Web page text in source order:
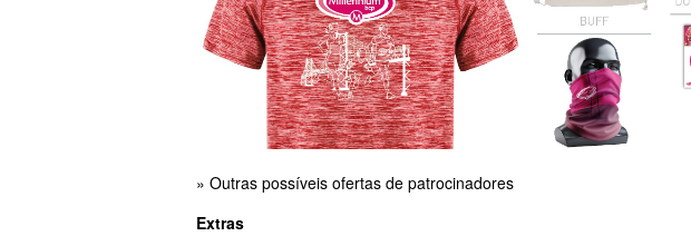
» Outras possíveis ofertas de patrocinadores
Extras